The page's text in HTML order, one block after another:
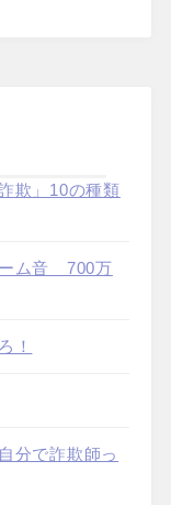
欺」10の種類
ーム音 700万
！
分で詐欺師っ